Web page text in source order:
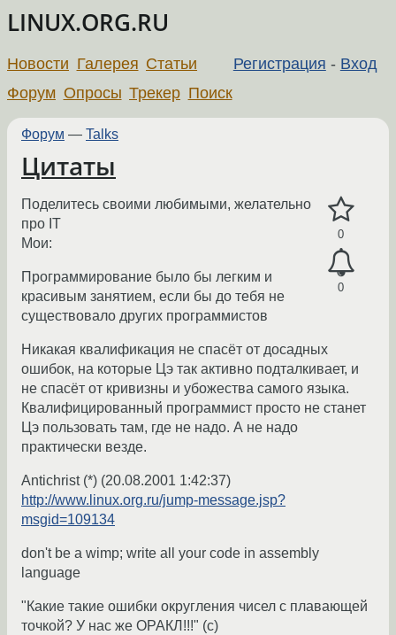
LINUX.ORG.RU
Регистрация - Вход
Новости Галерея Статьи
Форум Опросы Трекер Поиск
Форум — Talks
Цитаты
0
0
Поделитесь своими любимыми, желательно
про IT
Мои:
Программирование было бы легким и
красивым занятием, если бы до тебя не
существовало других программистов
Никакая квалификация не спасёт от досадных
ошибок, на которые Цэ так активно подталкивает, и
не спасёт от кривизны и убожества самого языка.
Квалифицированный программист просто не станет
Цэ пользовать там, где не надо. А не надо
практически везде.
Antichrist (*) (20.08.2001 1:42:37)
http://www.linux.org.ru/jump-message.jsp?
msgid=109134
don't be a wimp; write all your code in assembly
language
"Какие такие ошибки округления чисел с плавающей
точкой? У нас же ОРАКЛ!!!" (с)